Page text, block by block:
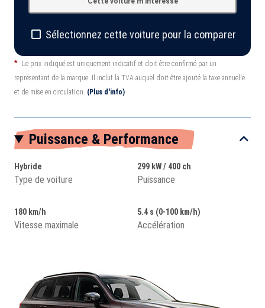
Sélectionnez cette voiture pour la comparer
*
Le prix indiqué est uniquement indicatif et doit être confirmé par un
représentant de la marque. Il inclut la TVA auquel doit être ajouté la taxe annuelle
et de mise en circulation. (Plus d'info)
Puissance & Performance
Hybride
Type de voiture
299 kW / 400 ch
Puissance
180 km/h
Vitesse maximale
5.4 s (0-100 km/h)
Accélération